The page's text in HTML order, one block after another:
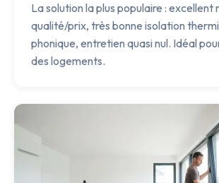
La solution la plus populaire :
qualité/prix, très bonne isolation
phonique, entretien quasi nul. Idéal
des logements.